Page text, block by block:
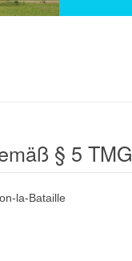
§ 5 TMG
la-Bataille